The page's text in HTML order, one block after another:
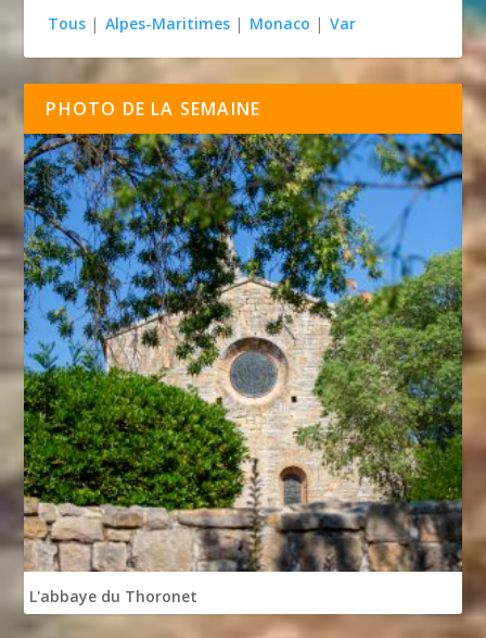
Tous | Alpes-Maritimes | Monaco | Var
PHOTO DE LA SEMAINE
L'abbaye du Thoronet